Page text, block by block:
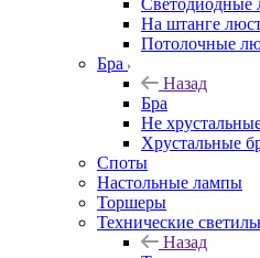
Светодиодные
На штанге
Потолочные
Бра
Назад
Бра
Не
Хрустальные
Споты
Настольные лампы
Торшеры
Технические
Назад